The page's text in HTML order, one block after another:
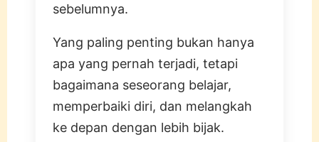
sebelumnya.
Yang paling penting bukan hanya
apa yang pernah terjadi, tetapi
bagaimana seseorang belajar,
memperbaiki diri, dan melangkah
ke depan dengan lebih bijak.